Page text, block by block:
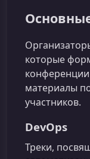
которые
материалы
участников.
DevOps
Треки,